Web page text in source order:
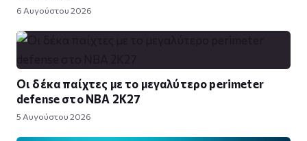
6 Αυγούστου 2026
Οι δέκα παίχτες με το μεγαλύτερο perimeter
defense στο NBA 2K27
5 Αυγούστου 2026